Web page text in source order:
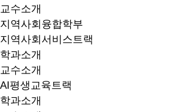
교수소개
지역사회융합학부
지역사회서비스트랙
학과소개
교수소개
AI평생교육트랙
학과소개